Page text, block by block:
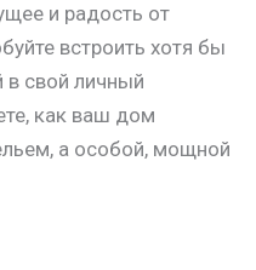
и радость от
встроить хотя бы
в свой личный
как ваш дом
а особой, мощной